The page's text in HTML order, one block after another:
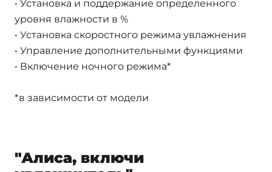
• Установка и поддержание определенного
уровня влажности в %
• Установка скоростного режима увлажнения
• Управление дополнительными функциями
• Включение ночного режима*
*в зависимости от модели
"Алиса, включи